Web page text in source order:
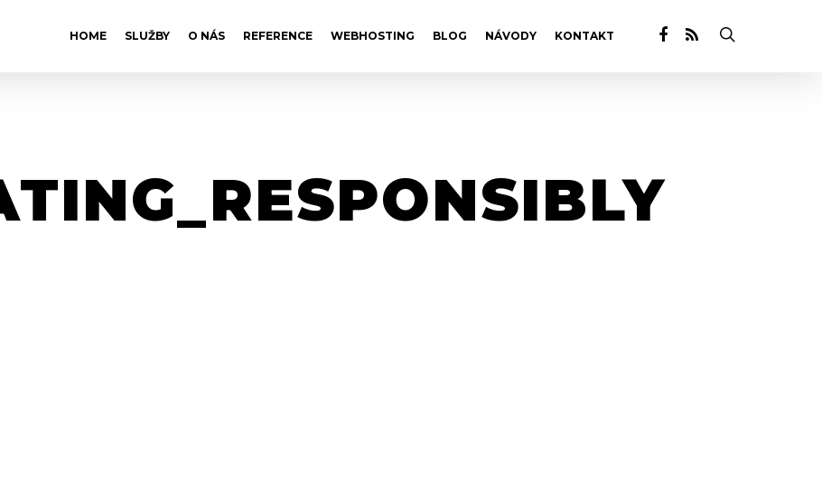
HOME SLUŽBY O NÁS REFERENCE WEBHOSTING BLOG NÁVODY KONTAKT